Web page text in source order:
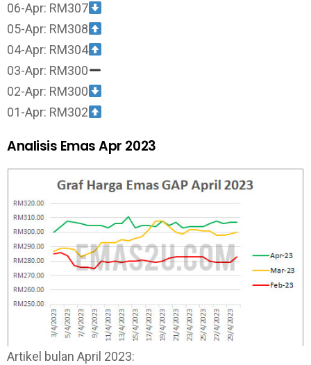
06-Apr: RM307
05-Apr: RM308
04-Apr: RM304
03-Apr: RM300
02-Apr: RM300
01-Apr: RM302
Analisis Emas Apr 2023
Artikel bulan April 2023: